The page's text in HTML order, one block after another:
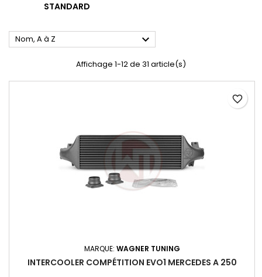
STANDARD
Nom, A à Z 
Affichage 1-12 de 31 article(s)
MARQUE: WAGNER TUNING
INTERCOOLER COMPÉTITION EVO1 MERCEDES A 250
favorite_border